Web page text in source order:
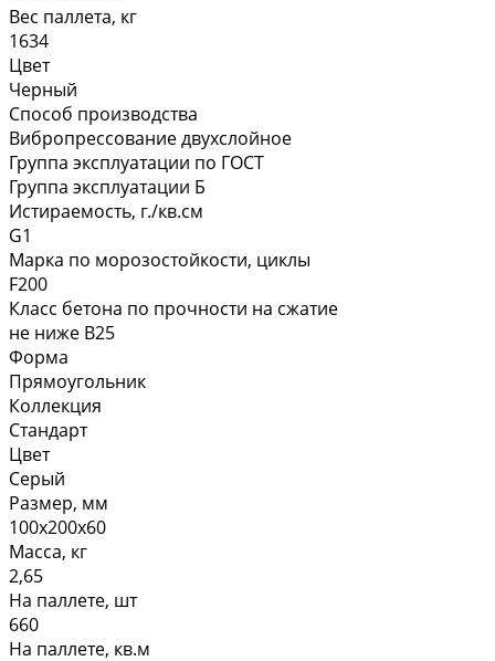
Вес паллета, кг
1634
Цвет
Черный
Способ производства
Вибропрессование двухслойное
Группа эксплуатации по ГОСТ
Группа эксплуатации Б
Истираемость, г./кв.см
G1
Марка по морозостойкости, циклы
F200
Класс бетона по прочности на сжатие
не ниже В25
Форма
Прямоугольник
Коллекция
Стандарт
Цвет
Серый
Размер, мм
100х200х60
Масса, кг
2,65
На паллете, шт
660
На паллете, кв.м